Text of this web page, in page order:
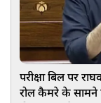
परीक्षा बिल पर
रोल कैमरे के सामने